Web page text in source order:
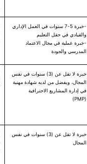
-خبرة 5-7 سنوات في العمل الإداري
والقيادي في حقل التعليم
-خبرة عملية في مجال الاعتماد
المدرسي والجودة
خبرة لا تقل عن (3) سنوات في نفس
المجال، ويفضل من لديه شهادة مهنية
في إدارة المشاريع الاحترافية
(PMP)
خبرة لا تقل عن (3) سنوات في نفس
المجال